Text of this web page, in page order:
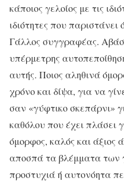
κάποιος γελοίος με τις
ιδιότητες που
Γάλλος συγγραφέας.
υπέρμετρης
αυτής. Ποιος αληθινά
χρόνο και δίψα, για να
σαν «γύφτικο σκεπάρνι»
καθόλου που έχει πλάσει
όμορφος, καλός και άξιος
αποσπά τα βλέμματα των
προστυχιά ή αυτονόητα